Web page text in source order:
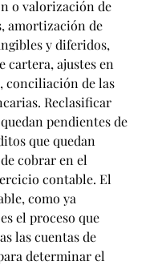
o valorización de
amortización de
y diferidos,
cartera, ajustes en
conciliación de las
Reclasificar
pendientes de
que quedan
cobrar en el
contable. El
como ya
el proceso que
las cuentas de
determinar el